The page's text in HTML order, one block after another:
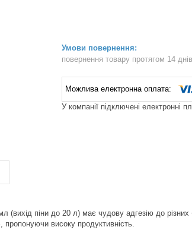
повернення товару протягом 14 днів
У компанії підключені електронні
(вихід піни до 20 л) має чудову адгезію до
високу продуктивність.